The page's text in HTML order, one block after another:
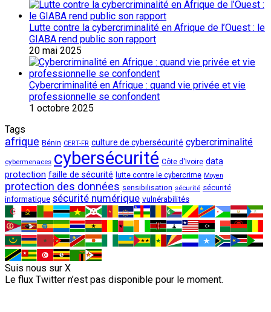
Lutte contre la cybercriminalité en Afrique de l’Ouest : le
GIABA rend public son rapport
20 mai 2025
Cybercriminalité en Afrique : quand vie privée et vie
professionnelle se confondent
1 octobre 2025
Tags
afrique Bénin CERT-FR culture de cybersécurité cybercriminalité
cybermenaces cybersécurité Côte d'Ivoire data
protection faille de sécurité lutte contre le cybercrime Moyen
protection des données sensibilisation sécurité sécurité
informatique sécurité numérique vulnérabilités
Suis nous sur X
Le flux Twitter n’est pas disponible pour le moment.